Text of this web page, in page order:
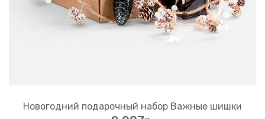
Новогодний подарочный набор Важные шишки